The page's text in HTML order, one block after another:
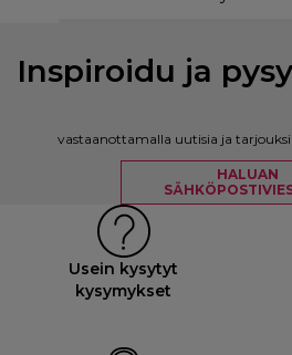
Inspiroidu ja
vastaanottamalla uutisia ja
HALUAN
Usein kysytyt
kysymykset